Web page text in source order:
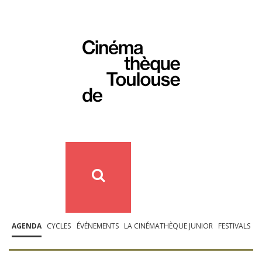
AGENDA CYCLES ÉVÉNEMENTS LA CINÉMATHÈQUE JUNIOR FESTIVALS